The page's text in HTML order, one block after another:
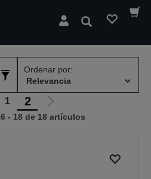
Buscar
Ordenar por:
1 2
Ir
a
- 18 de 18 artículos